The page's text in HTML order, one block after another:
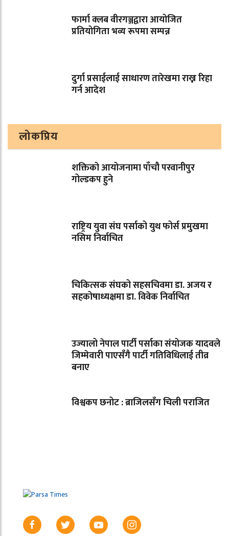
फार्मा क्लब वीरगञ्जद्वारा आयोजित
प्रतियोगिता भव्य रूपमा सम्पन्न
दुर्गा प्रसाईलाई साधारण तारेखमा राख्न रिहा
गर्न आदेश
लोकप्रिय
शक्तिको आयोजनामा पाँचौ परवानीपुर
गोल्डकप हुने
राष्ट्रिय युवा संघ पर्साको युथ फोर्स प्रमुखमा
नसिम निर्वाचित
चिकित्सक संघको सहसचिवमा डा. अजय र
सहकोषाध्यक्षमा डा. विवेक निर्वाचित
उज्यालो नेपाल पार्टी पर्साका संयोजक यादवले
जिम्मेवारी पाएसँगै पार्टी गतिविधिलाई तीव्र
बनाए
विश्वकप छनोट : ब्राजिलसँग चिली पराजित